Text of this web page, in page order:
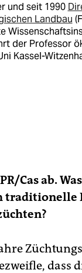
und seit 1990
Landbau
der Professor
Kassel-
Cas ab.
traditionelle
dass